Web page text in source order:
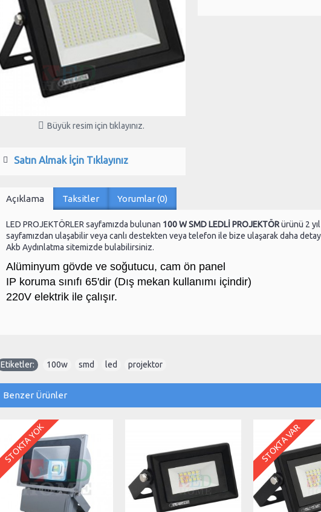
Büyük resim için tıklayınız.
Satın Almak İçin Tıklayınız
Açıklama Taksitler Yorumlar (0)
LED PROJEKTÖRLER sayfamızda bulunan 100 W SMD LEDLİ PROJEKTÖRürünü 2
sayfamızdan ulaşabilir veya canlı destekten veya telefon ile bize ulaşarak daha
Akb Aydınlatma sitemizde bulabilirsiniz.
Alüminyum gövde ve soğutucu, cam ön panel
IP koruma sınıfı 65'dir (Dış mekan kullanımı içindir)
220V elektrik ile çalışır.
Etiketler: 100w smd led projektor
Benzer Ürünler
STOKTA YOK STOKTA VAR